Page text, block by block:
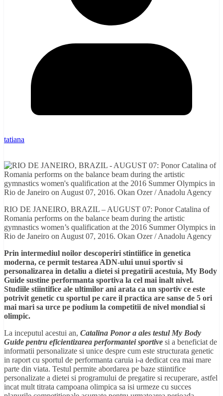
tatiana
RIO DE JANEIRO, BRAZIL – AUGUST 07: Ponor Catalina of
Romania performs on the balance beam during the artistic
gymnastics women’s qualification at the 2016 Summer Olympics in
Rio de Janeiro on August 07, 2016. Okan Ozer / Anadolu Agency
Prin intermediul noilor descoperiri stintiifice in genetica
moderna, ce permit testarea ADN-ului unui sportiv si
personalizarea in detaliu a dietei si pregatirii acestuia, My Body
Guide sustine performanta sportiva la cel mai inalt nivel.
Studiile stiintifice ale ultimilor ani arata ca un sportiv ce este
potrivit genetic cu sportul pe care il practica are sanse de 5 ori
mai mari sa urce pe podium la competitii de nivel mondial si
olimpic.
La inceputul acestui an, Catalina Ponor a ales testul My Body
Guide pentru eficientizarea performantei sportive si a beneficiat de
informatii personalizate si unice despre cum este structurata genetic
in raport cu sportul de performanta caruia i-a dedicat cea mai mare
parte din viata. Testul permite abordarea pe baze stiintifice
personalizate a dietei si programului de pregatire si recuperare, astfel
incat mult titrata campoana olimpica sa isi urmeze cu succes